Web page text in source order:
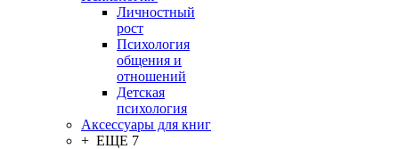
Личностный
рост
Психология
общения и
отношений
Детская
психология
Аксессуары для книг
+ ЕЩЕ 7